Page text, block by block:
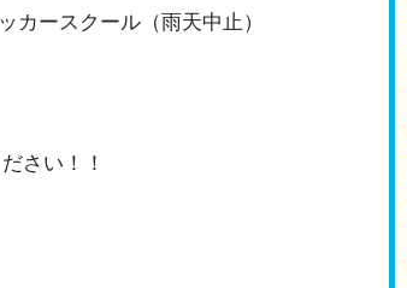
カースクール（雨天中止）
さい！！